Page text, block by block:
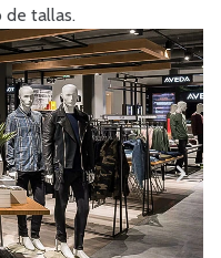
de tallas.